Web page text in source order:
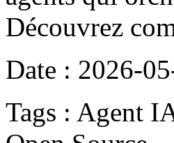
Découvrez
Date : 2026-
Tags : Agent